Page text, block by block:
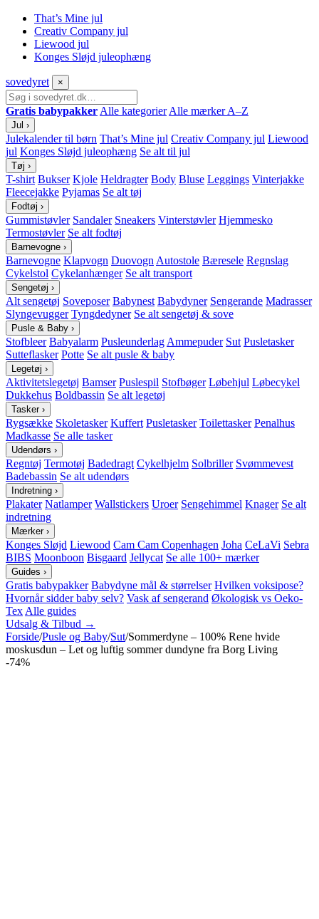
That’s Mine jul
Creativ Company jul
Liewood jul
Konges Sløjd juleophæng
sovedyret ×
Gratis babypakker Alle kategorier Alle mærker A–Z
Jul ›
Julekalender til børn That’s Mine jul Creativ Company jul Liewood
jul Konges Sløjd juleophæng Se alt til jul
Tøj ›
T-shirt Bukser Kjole Heldragter Body Bluse Leggings Vinterjakke
Fleecejakke Pyjamas Se alt tøj
Fodtøj ›
Gummistøvler Sandaler Sneakers Vinterstøvler Hjemmesko
Termostøvler Se alt fodtøj
Barnevogne ›
Barnevogne Klapvogn Duovogn Autostole Bæresele Regnslag
Cykelstol Cykelanhænger Se alt transport
Sengetøj ›
Alt sengetøj Soveposer Babynest Babydyner Sengerande Madrasser
Slyngevugger Tyngdedyner Se alt sengetøj & sove
Pusle & Baby ›
Stofbleer Babyalarm Pusleunderlag Ammepuder Sut Pusletasker
Sutteflasker Potte Se alt pusle & baby
Legetøj ›
Aktivitetslegetøj Bamser Puslespil Stofbøger Løbehjul Løbecykel
Dukkehus Boldbassin Se alt legetøj
Tasker ›
Rygsække Skoletasker Kuffert Pusletasker Toilettasker Penalhus
Madkasse Se alle tasker
Udendørs ›
Regntøj Termotøj Badedragt Cykelhjelm Solbriller Svømmevest
Badebassin Se alt udendørs
Indretning ›
Plakater Natlamper Wallstickers Uroer Sengehimmel Knager Se alt
indretning
Mærker ›
Konges Sløjd Liewood Cam Cam Copenhagen Joha CeLaVi Sebra
BIBS Moonboon Bisgaard Jellycat Se alle 100+ mærker
Guides ›
Gratis babypakker Babydyne mål & størrelser Hvilken voksipose?
Hvornår sidder baby selv? Vask af sengerand Økologisk vs Oeko-
Tex Alle guides
Udsalg & Tilbud →
Forside/Pusle og Baby/Sut/Sommerdyne – 100% Rene hvide
moskusdun – Let og luftig sommer dundyne fra Borg Living
-74%